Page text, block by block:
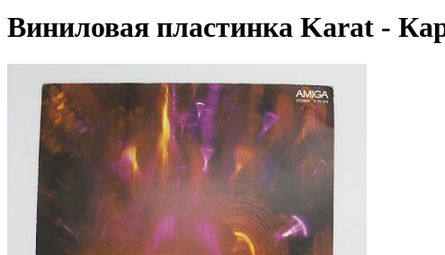
Виниловая пластинка Karat -